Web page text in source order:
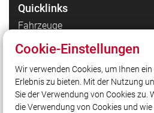
Quicklinks
Fahrzeuge
Kinderfeuerwehr
Einsätze
Kontakt
Cookie-Einstellungen
Wir verwenden Cookies, um Ihnen
Erlebnis zu bieten. Mit der Nutzung
Sie der Verwendung von Cookies zu.
die Verwendung von Cookies und